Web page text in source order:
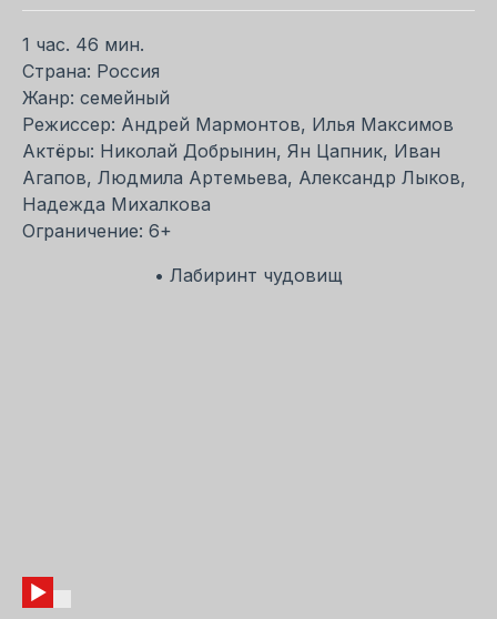
1 час. 46 мин.
Страна: Россия
Жанр: семейный
Режиссер: Андрей Мармонтов, Илья Максимов
Актёры: Николай Добрынин, Ян Цапник, Иван
Агапов, Людмила Артемьева, Александр Лыков,
Надежда Михалкова
Ограничение: 6+
• Лабиринт чудовищ